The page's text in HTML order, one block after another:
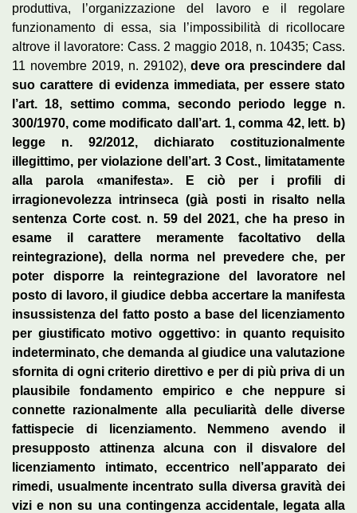
produttiva, l’organizzazione del lavoro e il regolare
funzionamento di essa, sia l’impossibilità di ricollocare
altrove il lavoratore: Cass. 2 maggio 2018, n. 10435; Cass.
11 novembre 2019, n. 29102),deve ora prescindere dal
suo carattere di evidenza immediata, per essere stato
l’art. 18, settimo comma, secondo periodo legge n.
300/1970, come modificato dall’art. 1, comma 42, lett. b)
legge n. 92/2012, dichiarato costituzionalmente
illegittimo, per violazione dell’art. 3 Cost., limitatamente
alla parola «manifesta». E ciò per i profili di
irragionevolezza intrinseca (già posti in risalto nella
sentenza Corte cost. n. 59 del 2021, che ha preso in
esame il carattere meramente facoltativo della
reintegrazione), della norma nel prevedere che, per
poter disporre la reintegrazione del lavoratore nel
posto di lavoro, il giudice debba accertare la manifesta
insussistenza del fatto posto a base del licenziamento
per giustificato motivo oggettivo: in quanto requisito
indeterminato, che demanda al giudice una valutazione
sfornita di ogni criterio direttivo e per di più priva di un
plausibile fondamento empirico e che neppure si
connette razionalmente alla peculiarità delle diverse
fattispecie di licenziamento. Nemmeno avendo il
presupposto attinenza alcuna con il disvalore del
licenziamento intimato, eccentrico nell’apparato dei
rimedi, usualmente incentrato sulla diversa gravità dei
vizi e non su una contingenza accidentale, legata alla